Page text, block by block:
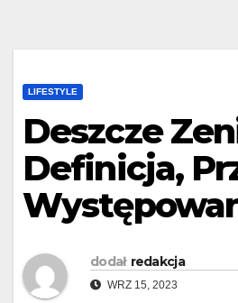
LIFESTYLE
Deszcze
Definicja,
dodał redakcja
WRZ 15, 2023